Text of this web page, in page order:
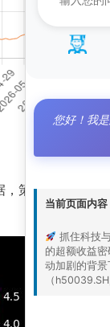
策略净值高达
您好！我
当前页面内容
抓住科技
的超额收益密
动加剧的背
（